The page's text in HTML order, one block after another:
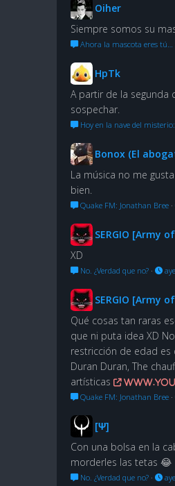
Oiher
Siempre somos su
Ahora la mascota eres tú…
HpTk
A partir de la segunda
sospechar.
Hoy en la nave del misterio:
Bonox (El
La música no me
bien.
Quake FM: Jonathan Bree ·
SERGIO [Army
XD
No. ¿Verdad que no? ·
SERGIO [Army
Qué cosas tan raras
que ni puta idea XD
restricción de edad es
Duran Duran, The
artísticas
Quake FM: Jonathan Bree ·
[Ψ]
Con una bolsa en la
morderles las tetas 😂
No. ¿Verdad que no? ·